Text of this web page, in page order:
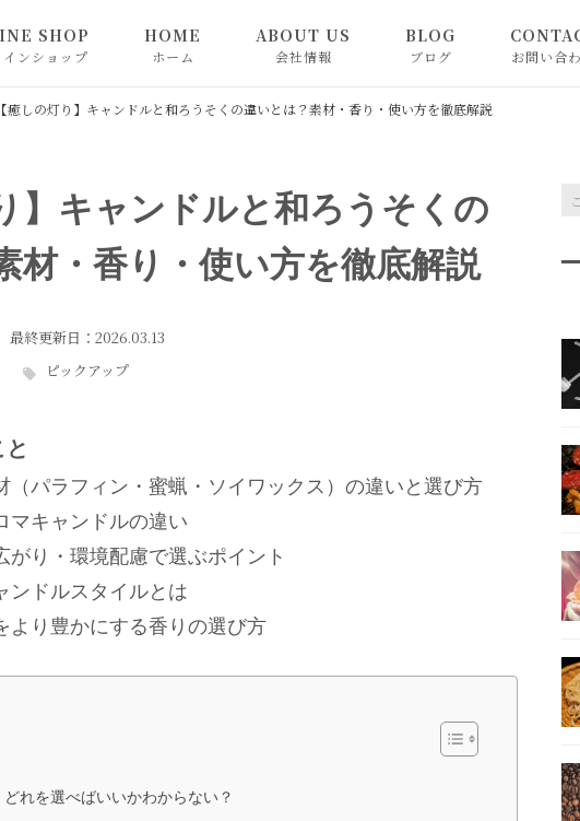
SHOP
インショップ
SHOP
HOME
ホーム
ABOUT US
会社情報
BLOG
ブログ
BLOG
お問い合
【癒しの灯り】キャンドルと和ろうそくの違いとは？素材・香り・使い方を徹底解説
】キャンドルと和ろうそくの
材・香り・使い方を徹底解説
最終更新日 ：2026.03.13
ピックアップ
（パラフィン・蜜蝋・ソイワックス）の違いと選び方
マキャンドルの違い
がり・環境配慮で選ぶポイント
ンドルスタイルとは
より豊かにする香りの選び方
れを選べばいいかわからない？